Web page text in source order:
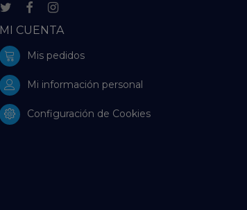
MI CUENTA
Mis pedidos
Mi información personal
Configuración de Cookies